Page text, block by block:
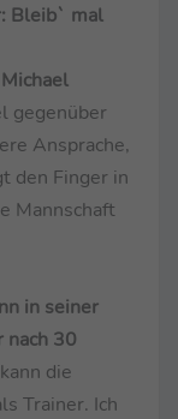
Bleib` mal
gegenüber
Ansprache,
den Finger in
Mannschaft
in seiner
nach 30
die
Trainer. Ich